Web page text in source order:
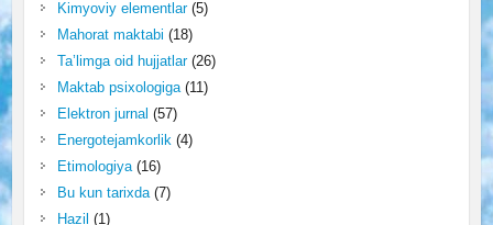
Kimyoviy elementlar(5)
Mahorat maktabi (18)
Ta’limga oid hujjatlar(26)
Maktab psixologiga(11)
Elektron jurnal (57)
Energotejamkorlik(4)
Etimologiya(16)
Bu kun tarixda(7)
Hazil (1)